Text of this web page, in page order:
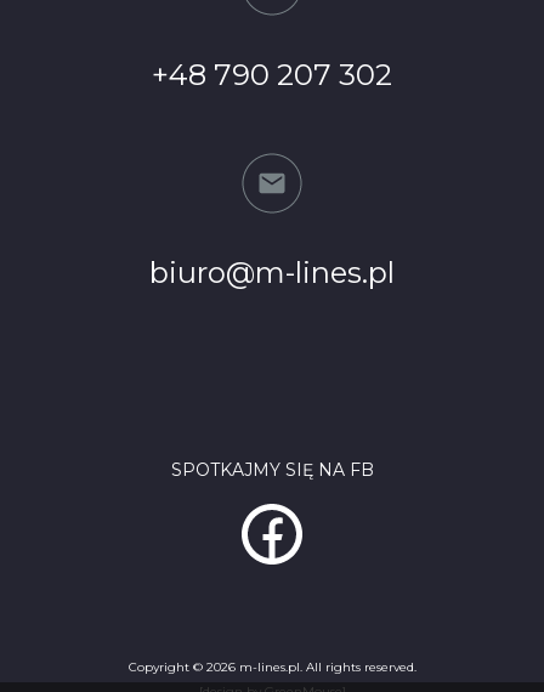
+48 790 207 302
biuro@m-lines.pl
SPOTKAJMY SIĘ NA FB
Copyright © 2026 m-lines.pl. All rights reserved.